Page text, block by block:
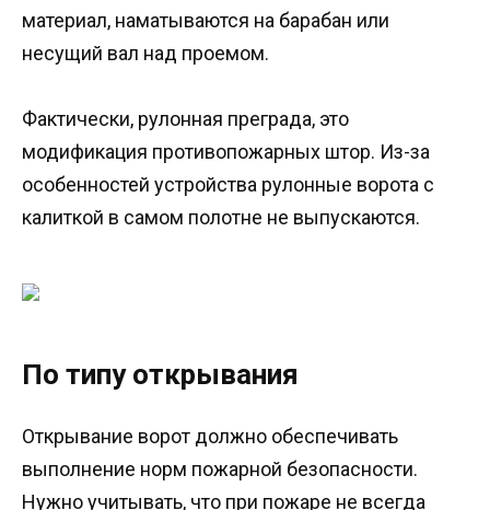
материал, наматываются на барабан или
несущий вал над проемом.
Фактически, рулонная преграда, это
модификация противопожарных штор. Из-за
особенностей устройства рулонные ворота с
калиткой в самом полотне не выпускаются.
По типу открывания
Открывание ворот должно обеспечивать
выполнение норм пожарной безопасности.
Нужно учитывать, что при пожаре не всегда